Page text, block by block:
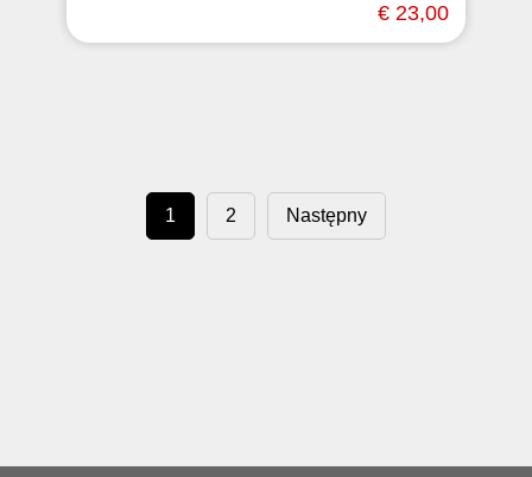
€ 23,00
1 2 Następny